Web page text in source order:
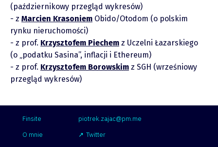
(październikowy przegląd wykresów)
z Marcien Krasoniem Obido/Otodom (o polskim
rynku nieruchomości)
z prof. Krzysztofem Piechem z Uczelni Łazarskiego
(o „podatku Sasina”, inflacji i Ethereum)
z prof. Krzysztofem Borowskim z SGH (wrześniowy
przegląd wykresów)
Finsite
O mnie
piotrek.zajac@pm.me
Twitter